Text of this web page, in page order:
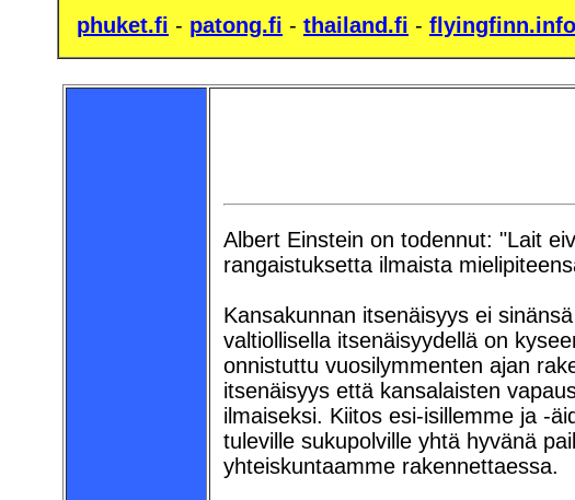
phuket.fi - patong.fi - thailand.fi - flyingfinn.info
Albert Einstein on todennut: "Lait
rangaistuksetta ilmaista
Kansakunnan itsenäisyys ei
valtiollisella itsenäisyydellä on
onnistuttu vuosilymmenten ajan
itsenäisyys että kansalaisten
ilmaiseksi. Kiitos esi-isillemme ja -
tuleville sukupolville yhtä hyvänä
yhteiskuntaamme rakennettaessa.